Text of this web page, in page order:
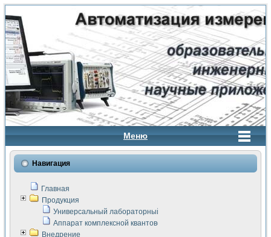
Меню
Навигация
Главная
Продукция
Универсальный лабораторный стенд "Сигнал-USB"
Аппарат комплексной квантовой терапии Интроскан
Внедрение